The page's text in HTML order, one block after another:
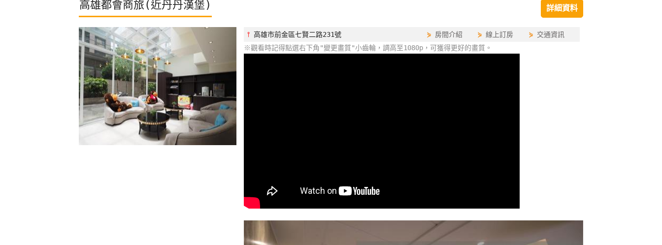
高雄都會商旅(近丹丹漢堡) 詳細資料
⫯ 高雄市前金區七賢二路231號 ⋟ 房間介紹 ⋟線上訂房 ⋟ 交通資訊
※觀看時記得點選右下角"變更畫質"小齒輪，調高至1080p，可獲得更好的畫質。